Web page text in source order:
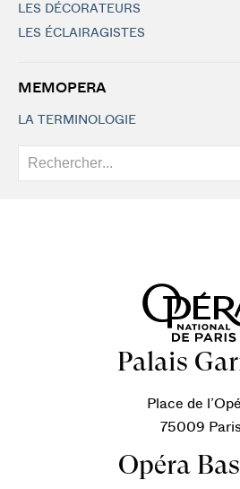
LES DÉCORATEURS
LES ÉCLAIRAGISTES
MEMOPERA
LA TERMINOLOGIE
Palais
Place de
75009
Opéra